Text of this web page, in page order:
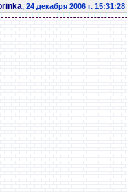
, 24 декабря 2006 г. 15:31:28